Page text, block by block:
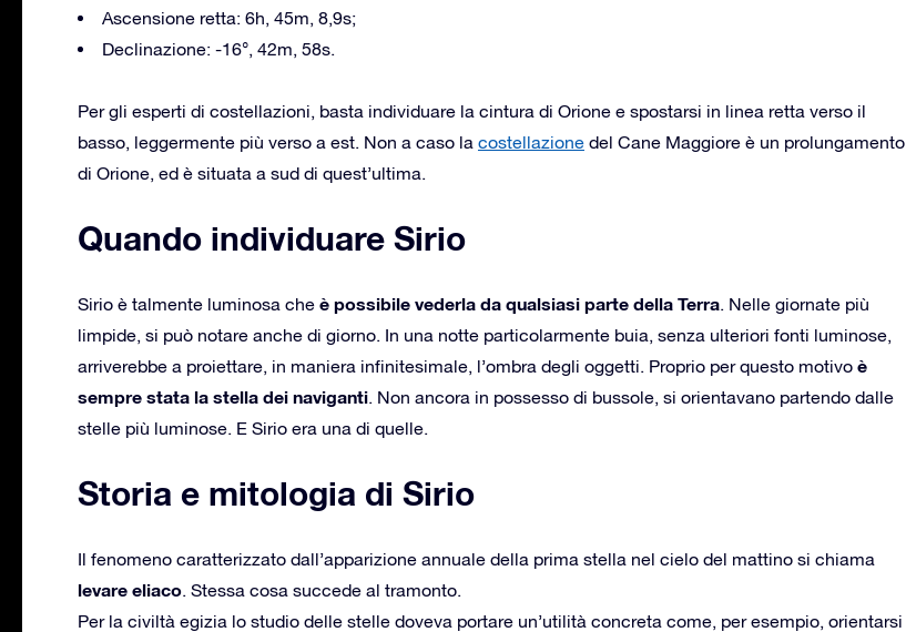
Ascensione retta: 6h, 45m, 8,9s;
Declinazione: -16°, 42m, 58s.
Per gli esperti di costellazioni, basta individuare la cintura di Orione e spostarsi in linea retta verso il
basso, leggermente più verso a est. Non a caso la costellazione del Cane Maggiore è un prolungamento
di Orione, ed è situata a sud di quest’ultima.
Quando individuare Sirio
Sirio è talmente luminosa che è possibile vederla da qualsiasi parte della Terra. Nelle giornate più
limpide, si può notare anche di giorno. In una notte particolarmente buia, senza ulteriori fonti luminose,
arriverebbe a proiettare, in maniera infinitesimale, l’ombra degli oggetti. Proprio per questo motivo è
sempre stata la stella dei naviganti. Non ancora in possesso di bussole, si orientavano partendo dalle
stelle più luminose. E Sirio era una di quelle.
Storia e mitologia di Sirio
Il fenomeno caratterizzato dall’apparizione annuale della prima stella nel cielo del mattino si chiama
levare eliaco. Stessa cosa succede al tramonto.
Per la civiltà egizia lo studio delle stelle doveva portare un’utilità concreta come, per esempio, orientarsi